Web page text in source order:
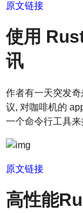
原文链接
使用
讯
作者有一天突发
议, 对咖啡机的
一个命令行工具
原文链接
高性能